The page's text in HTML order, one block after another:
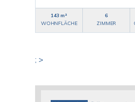
143 m²
WOHNFLÄCHE
6
ZIMMER
; >